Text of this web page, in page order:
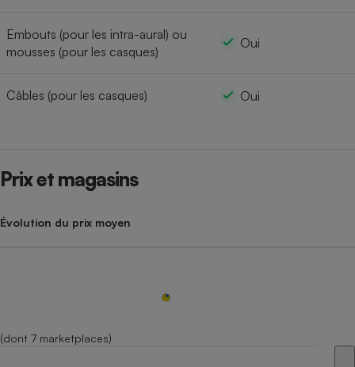
Embouts (pour les intra-aural) ou
mousses (pour les casques)
Oui
Câbles (pour les casques) Oui
Prix et magasins
Évolution du prix moyen
(dont 7 marketplaces)